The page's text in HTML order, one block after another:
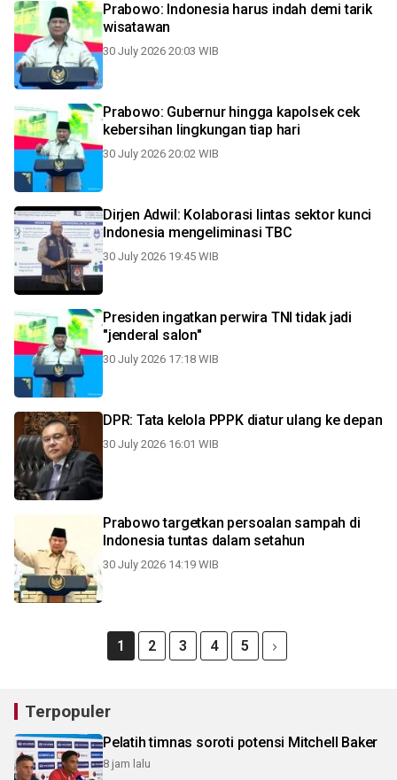
Prabowo: Indonesia harus indah demi tarik
wisatawan
30 July 2026 20:03 WIB
Prabowo: Gubernur hingga kapolsek cek
kebersihan lingkungan tiap hari
30 July 2026 20:02 WIB
Dirjen Adwil: Kolaborasi lintas sektor kunci
Indonesia mengeliminasi TBC
30 July 2026 19:45 WIB
Presiden ingatkan perwira TNI tidak jadi
"jenderal salon"
30 July 2026 17:18 WIB
DPR: Tata kelola PPPK diatur ulang ke depan
30 July 2026 16:01 WIB
Prabowo targetkan persoalan sampah di
Indonesia tuntas dalam setahun
30 July 2026 14:19 WIB
1 2 3 4 5
Terpopuler
Pelatih timnas soroti potensi Mitchell Baker
8 jam lalu